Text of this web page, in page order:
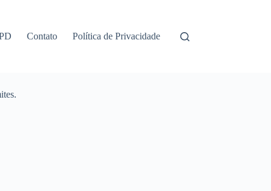
Contato Política de Privacidade